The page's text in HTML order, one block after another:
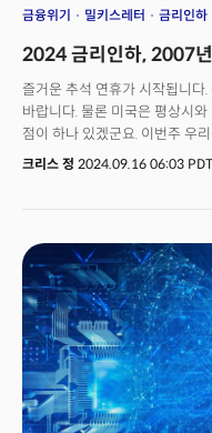
증가하며 1월 이후 가장 큰 상승
신용 위험은 소비 심리의 지속
"트럼프 관세 정책은 에너지에
무역국인 멕시코와 캐나나에
대다수의 월가 분석가들과 반
공정의 약 25%에 해당하는 원
관세가 시행될 경우 미 소비자,
것으로 경고했으나 이번 관세
평가. 다만 정책 불확실성으로
가능성이 있다고 분석.
금융위기 밀키스레터 금리인하
2024 금리인하, 2007
즐거운 추석 연휴가 시작됩니다
바랍니다. 물론 미국은 평상시
점이 하나 있겠군요. 이번주 우
보게됩니다. 2020년 이후 4년
크리스 정 2024.09.16 06:03 PDT